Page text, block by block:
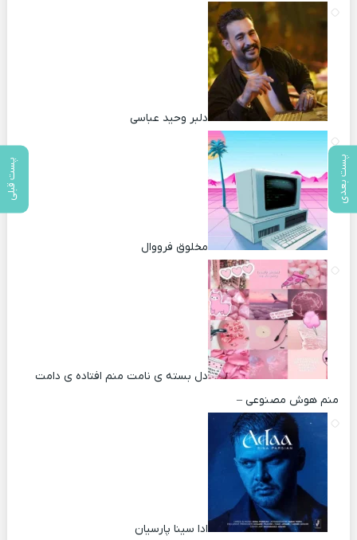
پست بعدی پست قبلی
دلبر وحید عباسی
مخلوق فرووال
دل بسته ی نامت منم افتاده ی دامت
منم هوش مصنوعی –
ادا سینا پارسیان